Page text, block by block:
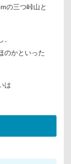
の三つ峠山と
のかといった
は